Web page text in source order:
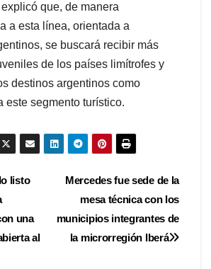
que, de manera
a esta línea, orientada a
se buscará recibir más
de los países limítrofes y
destinos argentinos como
este segmento turístico.
Mercedes fue sede de la
mesa técnica con los
municipios integrantes de
la microrregión Iberá
listo
una
al